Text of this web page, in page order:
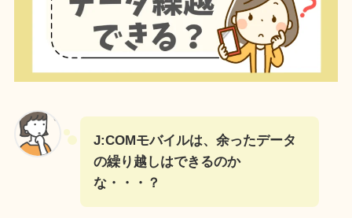
J:COMモバイルは、余ったデータ
の繰り越しはできるのか
な・・・？